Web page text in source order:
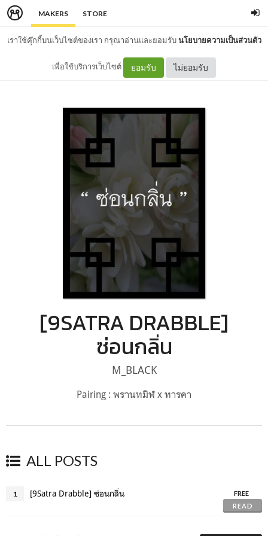
MAKERS STORE
เราใช้คุ๊กกี้บนเว็บไซต์ของเรา กรุณาอ่านและยอมรับนโยบายความเป็นส่วนตัว
เพื่อใช้บริการเว็บไซต์ ยอมรับ ไม่ยอมรับ
[9SATRA DRABBLE]
ซ่อนกลิ่น
M_BLACK
Pairing : พรานทมิฬ x ทารคา
ALL POSTS
1 [9Satra Drabble] ซ่อนกลิ่น
FREE
READ